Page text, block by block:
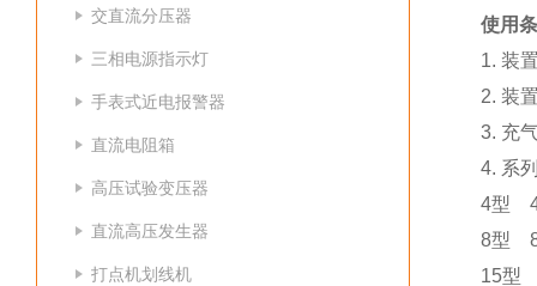
交直流分压器
三相电源指示灯
手表式近电报警器
直流电阻箱
高压试验变压器
直流高压发生器
打点机划线机
使用
1. 装
2. 装
3. 充
4. 系
4型 4
8型 8
15型